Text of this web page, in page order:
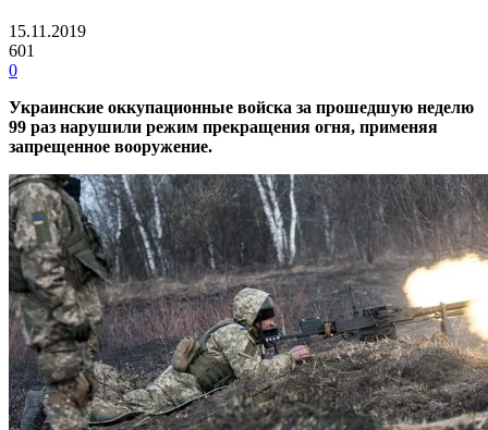
15.11.2019
601
0
Украинские оккупационные войска за прошедшую неделю
99 раз нарушили режим прекращения огня, применяя
запрещенное вооружение.